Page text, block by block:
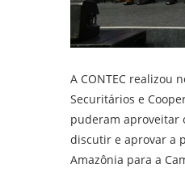
A CONTEC realizou
Securitários e
puderam aproveitar
discutir e aprovar a
Amazônia para a